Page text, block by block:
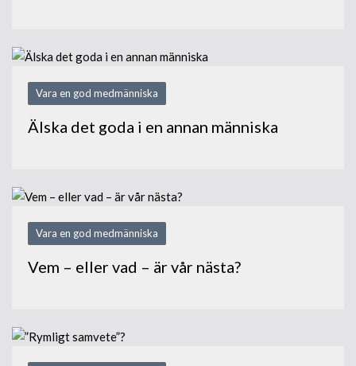
Vara en god medmänniska
Älska det goda i en annan människa
Vara en god medmänniska
Vem – eller vad – är vår nästa?